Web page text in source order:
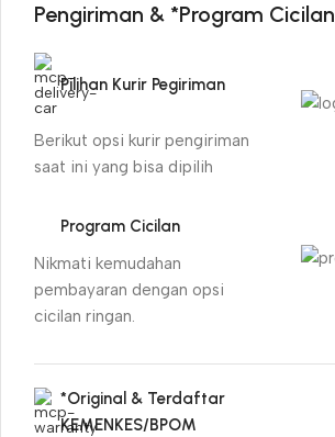
Pengiriman & *Program Cicilan
Pilihan Kurir Pegiriman
Berikut opsi kurir pengiriman
saat ini yang bisa dipilih
Program Cicilan
Nikmati kemudahan
pembayaran dengan opsi
cicilan ringan.
*Original & Terdaftar
KEMENKES/BPOM